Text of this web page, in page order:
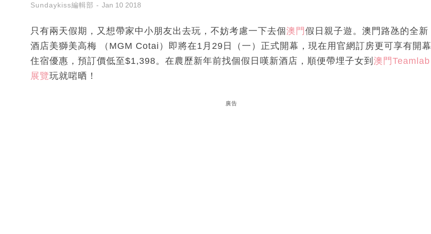
Sundaykiss編輯部 Jan 10 2018
只有兩天假期，又想帶家中小朋友出去玩，不妨考慮一下去個澳門 假日親子遊。澳門路氹的全新
酒店美獅美高梅 （MGM Cotai）即將在1月29日（一）正式開幕，現在用官網訂房更可享有開幕
住宿優惠，預訂價低至$1,398。在農歷新年前找個假日嘆新酒店，順便帶埋子女到 澳門Teamlab
展覽玩就啱晒！
廣告